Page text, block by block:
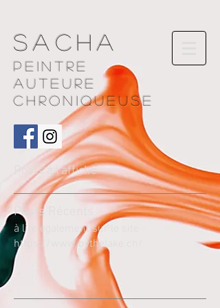
Sacha
Peintre
AUTEURE
chroniqueuse
Posts à l'affiche
Pos ts Récents
à lire également sur le site
https://www.bythelake.ch/